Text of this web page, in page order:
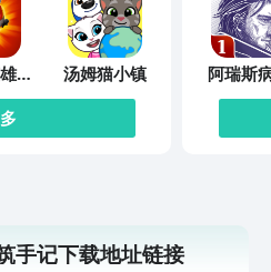
跑
汤姆猫小镇
阿瑞斯
手记下载地址链接